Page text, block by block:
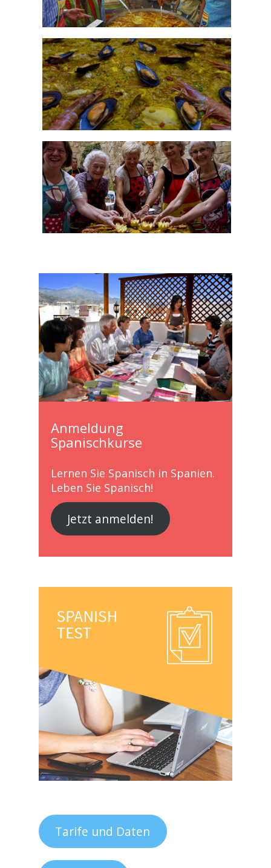
Anmeldung
Spanischkurse
Lernen Sie Spanisch in Spanien.
Leben Sie Spanisch!
Jetzt anmelden!
Tarife und Daten